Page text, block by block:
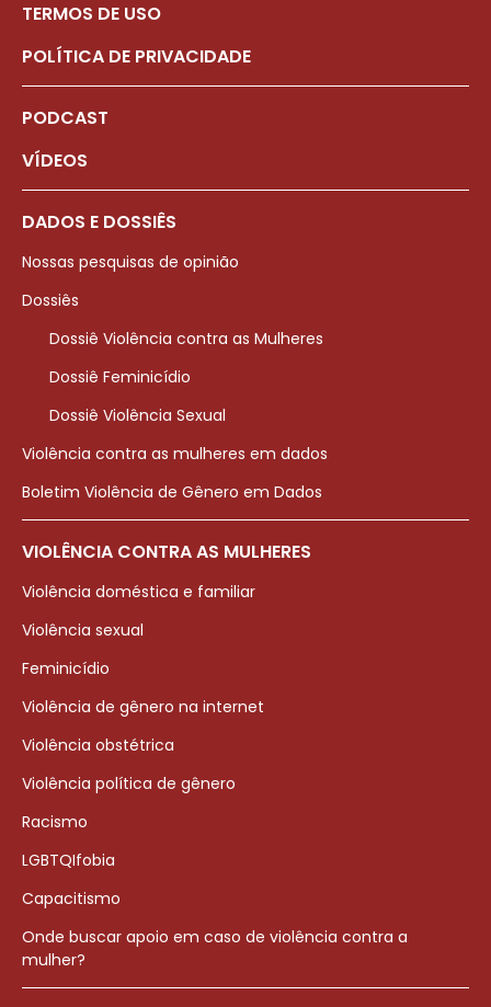
TERMOS DE USO
POLÍTICA DE PRIVACIDADE
PODCAST
VÍDEOS
DADOS E DOSSIÊS
Nossas pesquisas de opinião
Dossiês
Dossiê Violência contra as Mulheres
Dossiê Feminicídio
Dossiê Violência Sexual
Violência contra as mulheres em dados
Boletim Violência de Gênero em Dados
VIOLÊNCIA CONTRA AS MULHERES
Violência doméstica e familiar
Violência sexual
Feminicídio
Violência de gênero na internet
Violência obstétrica
Violência política de gênero
Racismo
LGBTQIfobia
Capacitismo
Onde buscar apoio em caso de violência contra a
mulher?